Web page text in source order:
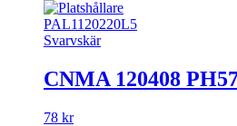
PAL1120220L5
Svarvskär
CNMA 120408
78 kr